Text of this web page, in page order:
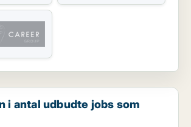
i antal udbudte jobs som